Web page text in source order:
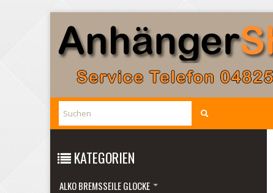
KATEGORIEN
ALKO BREMSSEILE GLOCKE